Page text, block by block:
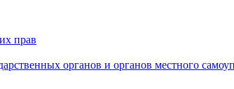
прав
органов и органов местного